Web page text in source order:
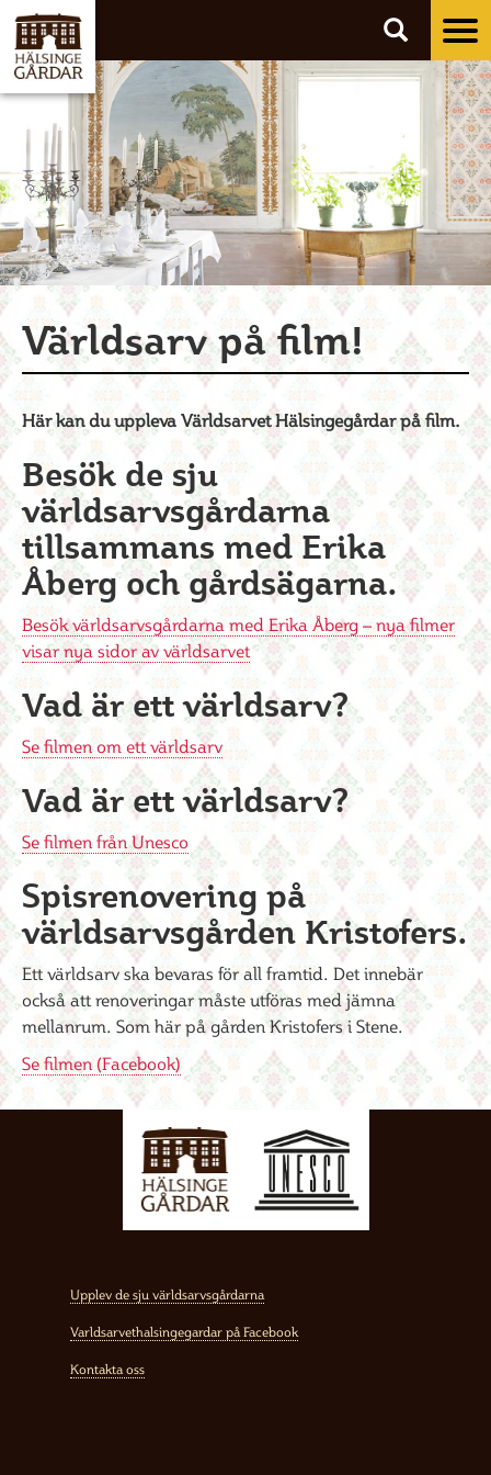
Världsarv på film!
Här kan du uppleva Världsarvet Hälsingegårdar på film.
Besök de sju
världsarvsgårdarna
tillsammans med Erika
Åberg och gårdsägarna.
Besök världsarvsgårdarna med Erika Åberg – nya filmer
visar nya sidor av världsarvet
Vad är ett världsarv?
Se filmen om ett världsarv
Vad är ett världsarv?
Se filmen från Unesco
Spisrenovering på
världsarvsgården Kristofers.
Ett världsarv ska bevaras för all framtid. Det innebär
också att renoveringar måste utföras med jämna
mellanrum. Som här på gården Kristofers i Stene.
Se filmen (Facebook)
Upplev de sju världsarvsgårdarna
Varldsarvethalsingegardar på Facebook
Kontakta oss